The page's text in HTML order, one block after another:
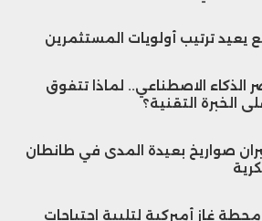
حكرًا على الشركات، بل
دخل عام يعاد توزيعه على
للأسر الأمريكية.
“أوبن إيه آي” من خلال
تخفيف ضغوط متزايدة تتعلق
يعيد ترتيب أولويات المستثمرين
الاصطناعي.. لماذا تتفوق
الخبرة التقنية؟
صواريخ بعيدة المدى في طانطان
غاز أميركية لتلبية احتياجات